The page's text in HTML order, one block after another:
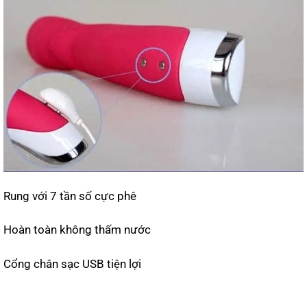
Rung với 7 tần số cực phê
Hoàn toàn không thấm nước
Cổng chân sạc USB tiện lợi